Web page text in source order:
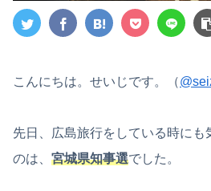
こんにちは。せいじです。（
先日、広島旅行をしている時にも
のは、 宮城県知事選でした。